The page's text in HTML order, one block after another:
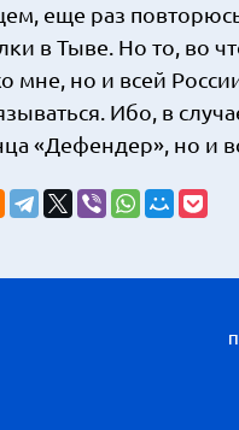
еще раз
в Тыве. Но то, во
мне, но и всей
Ибо, в
«Дефендер», но и